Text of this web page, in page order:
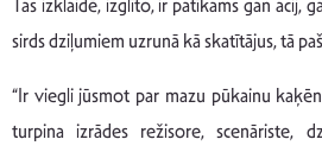
Tas izklaidē, izglīto, ir patīkams gan acij,
sirds dziļumiem uzrunā kā skatītājus, tā
“Ir viegli jūsmot par mazu pūkainu
turpina izrādes režisore, scenāriste,